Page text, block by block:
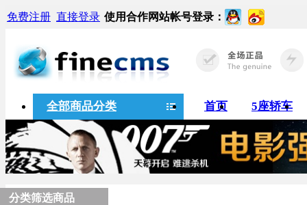
免费注册 直接登录 使用合作网站帐号登录：
全部商品分类 首页 5座轿车
分类筛选商品